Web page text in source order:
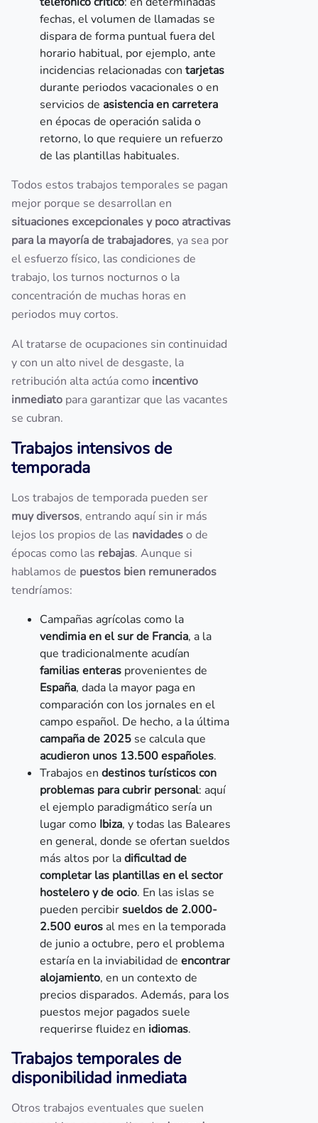
fechas, el volumen de llamadas se
dispara de forma puntual fuera del
horario habitual, por ejemplo, ante
incidencias relacionadas con tarjetas
durante periodos vacacionales o en
servicios de asistencia en carretera
en épocas de operación salida o
retorno, lo que requiere un refuerzo
de las plantillas habituales.
Todos estos trabajos temporales se pagan
mejor porque se desarrollan en
situaciones excepcionales y poco atractivas
para la mayoría de trabajadores, ya sea por
el esfuerzo físico, las condiciones de
trabajo, los turnos nocturnos o la
concentración de muchas horas en
periodos muy cortos.
Al tratarse de ocupaciones sin continuidad
y con un alto nivel de desgaste, la
retribución alta actúa como incentivo
inmediato para garantizar que las vacantes
se cubran.
Trabajos intensivos de
temporada
Los trabajos de temporada pueden ser
muy diversos, entrando aquí sin ir más
lejos los propios de las navidadeso de
épocas como las rebajas. Aunque si
hablamos de puestos bien remunerados
tendríamos:
Campañas agrícolas como la
vendimia en el sur de Francia, a la
que tradicionalmente acudían
familias enteras provenientes de
España, dada la mayor paga en
comparación con los jornales en el
campo español. De hecho, a la última
campaña de 2025 se calcula que
acudieron unos 13.500 españoles.
Trabajos en destinos turísticos con
problemas para cubrir personal: aquí
el ejemplo paradigmático sería un
lugar como Ibiza, y todas las Baleares
en general, donde se ofertan sueldos
más altos por ladificultad de
completar las plantillas en el sector
hostelero y de ocio. En las islas se
pueden percibirsueldos de 2.000-
2.500 euros al mes en la temporada
de junio a octubre, pero el problema
estaría en la inviabilidad de encontrar
alojamiento, en un contexto de
precios disparados. Además, para los
puestos mejor pagados suele
requerirse fluidez en idiomas.
Trabajos temporales de
disponibilidad inmediata
Otros trabajos eventuales que suelen